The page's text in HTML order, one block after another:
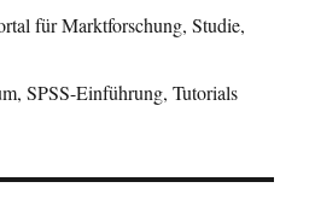
für Marktforschung, Studie,
SPSS-Einführung, Tutorials